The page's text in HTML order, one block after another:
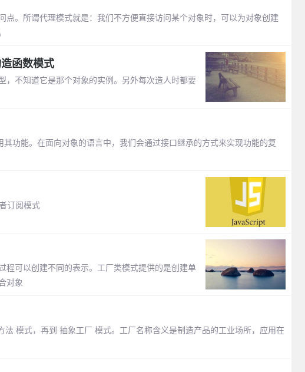
。所谓代理模式就是：我们不方便直接访问某个对象时，可以为对象创建
函数模式
不知道它是那个对象的实例。另外每次造人时都要
功能。在面向对象的语言中，我们会通过接口继承的方式来实现功能的复
订阅模式
程可以创建不同的表示。工厂类模式提供的是创建单
对象
模式，再到 抽象工厂 模式。工厂名称含义是制造产品的工业场所，应用在